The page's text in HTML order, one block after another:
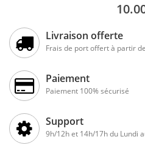
Livraison offerte
Frais de port offert à partir
Paiement
Paiement 100% sécurisé
Support
9h/12h et 14h/17h du Lundi